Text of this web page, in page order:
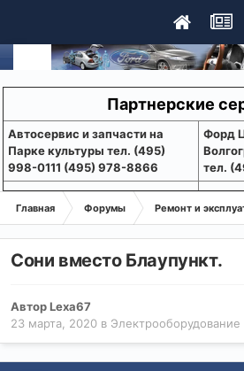
Партнерские
Aвтосервис и запчасти на
Парке культуры тел. (495)
998-0111 (495) 978-8866
Форд
тел.
Главная Форумы Ремонт и
Сони вместо Блаупункт.
АвторLexa67
23 марта, 2020 в